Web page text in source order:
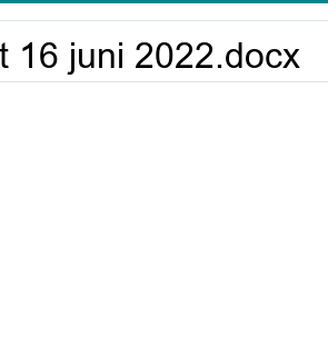
16 juni 2022.docx